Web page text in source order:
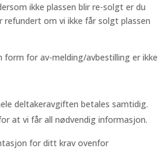
ikke plassen blir re-solgt er du
om vi ikke får solgt plassen
for av-melding/avbestilling er ikke
deltakeravgiften betales samtidig.
at vi får all nødvendig informasjon.
for ditt krav ovenfor